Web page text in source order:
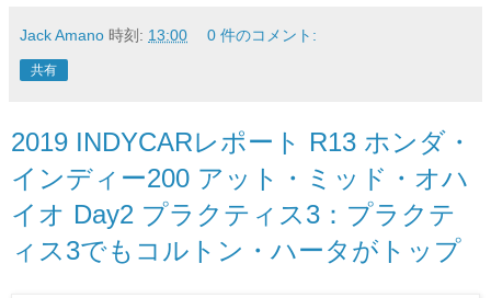
Jack Amano 時刻: 13:00 0 件のコメント:
共有
2019 INDYCARレポート R13 ホンダ・
インディー200 アット・ミッド・オハ
イオ Day2 プラクティス3：プラクテ
ィス3でもコルトン・ハータがトップ